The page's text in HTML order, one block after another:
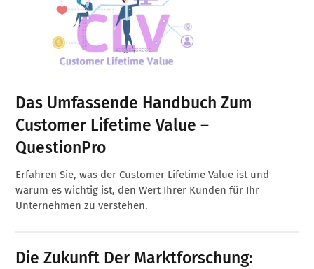
Das Umfassende Handbuch Zum
Customer Lifetime Value –
QuestionPro
Erfahren Sie, was der Customer Lifetime Value ist und
warum es wichtig ist, den Wert Ihrer Kunden für Ihr
Unternehmen zu verstehen.
Die Zukunft Der Marktforschung: